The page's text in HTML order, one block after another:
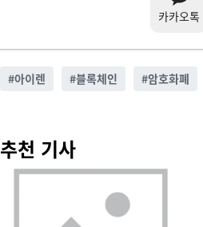
카카오톡
#아이렌 #블록체인 #암호화폐
추천 기사